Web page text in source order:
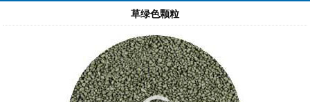
草绿色颗粒